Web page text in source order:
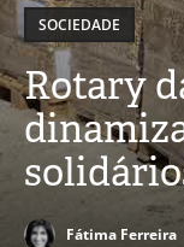
SOCIEDADE
Rotary
Fátima Ferreira